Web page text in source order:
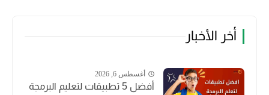
أخر الأخبار
أغسطس 6, 2026
أفضل 5 تطبيقات لتعليم البرمجة